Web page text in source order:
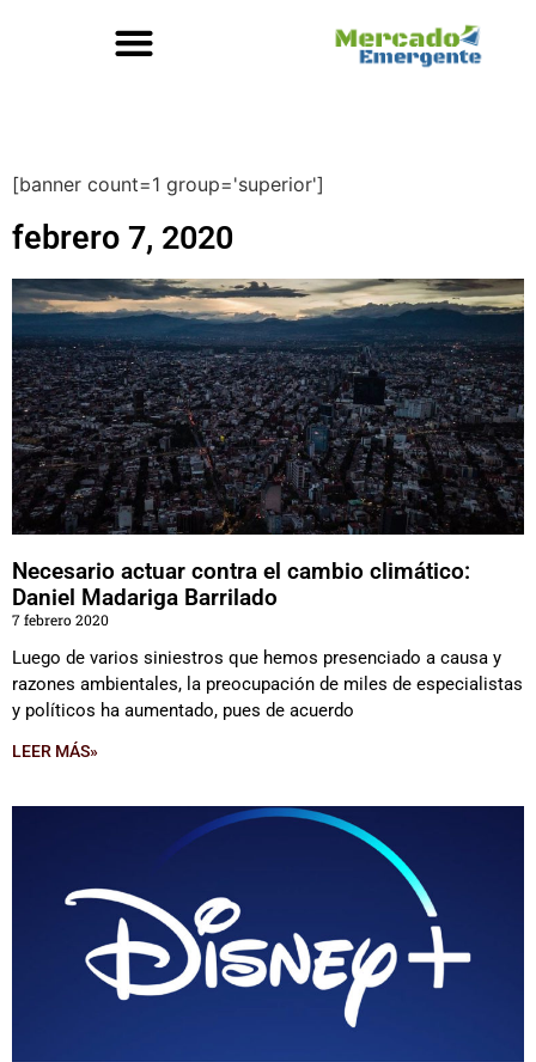
[banner count=1 group='superior']
febrero 7, 2020
Necesario actuar contra el cambio climático:
Daniel Madariga Barrilado
7 febrero 2020
Luego de varios siniestros que hemos presenciado a causa y
razones ambientales, la preocupación de miles de especialistas
y políticos ha aumentado, pues de acuerdo
LEER MÁS»